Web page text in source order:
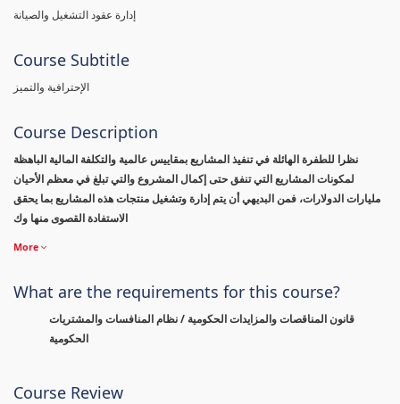
إدارة عقود التشغيل والصيانة
Course Subtitle
الإحترافية والتميز
Course Description
نظرا للطفرة الهائلة في تنفيذ المشاريع بمقاييس عالمية والتكلفة المالية الباهظة
لمكونات المشاريع التي تنفق حتى إكمال المشروع والتي تبلغ في معظم الأحيان
مليارات الدولارات، فمن البديهي أن يتم إدارة وتشغيل منتجات هذه المشاريع بما يحقق
الاستفادة القصوى منها وك
More
What are the requirements for this course?
قانون المناقصات والمزايدات الحكومية / نظام المنافسات والمشتريات
الحكومية
Course Review